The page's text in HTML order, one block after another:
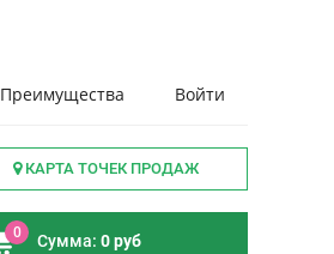
Преимущества Войти
КАРТА ТОЧЕК ПРОДАЖ
0 Сумма: 0 руб